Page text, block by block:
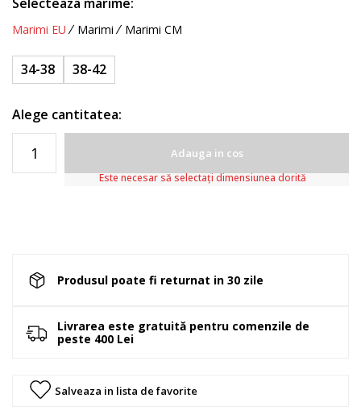
Marimi EU Marimi Marimi CM
34-38 38-42
Alege cantitatea:
Adauga in cos
Este necesar să selectați dimensiunea dorită
Produsul poate fi returnat in 30 zile
Livrarea este gratuită pentru comenzile de
peste 400 Lei
Salveaza in lista de favorite